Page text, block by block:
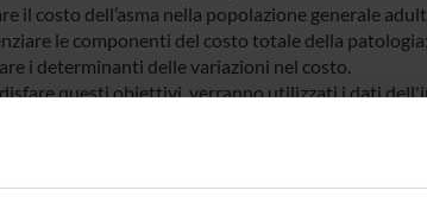
il costo dell’asma nella popolazione generale
le componenti del costo totale della patologia;
i determinanti delle variazioni nel costo.
questi obiettivi, verranno utilizzati i dati